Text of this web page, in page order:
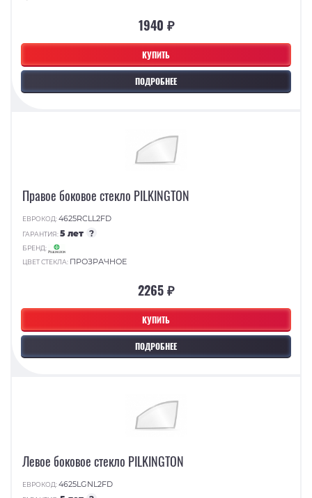
КУПИТЬ
ПОДРОБНЕЕ
1940 ₽
КУПИТЬ
ПОДРОБНЕЕ
Правое боковое стекло PILKINGTON
ЕВРОКОД:4625RCLL2FD
ГАРАНТИЯ:5 лет ?
БРЕНД:
ЦВЕТ СТЕКЛА: ПРОЗРАЧНОЕ
2265 ₽
Левое боковое стекло PILKINGTON
ЕВРОКОД:4625LGNL2FD